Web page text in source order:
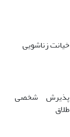
خیانت زناشویی
پذیرش شخصی
طلاق